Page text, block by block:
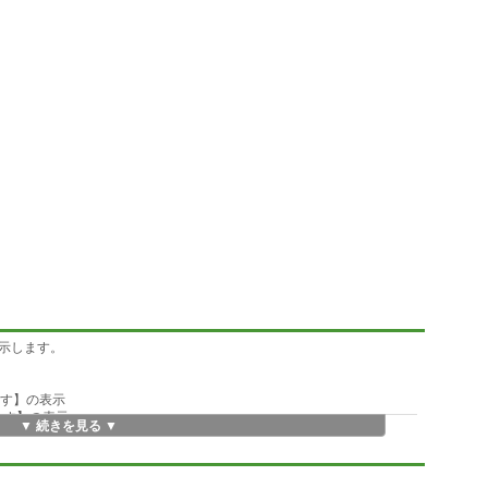
します。
】の表示
】の表示
した】の表示
▼ 続きを見る ▼